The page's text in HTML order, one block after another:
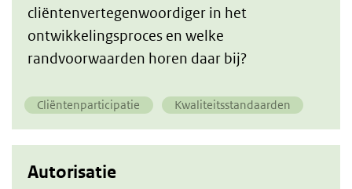
cliëntenvertegenwoordiger in het
ontwikkelingsproces en welke
randvoorwaarden horen daar bij?
Cliëntenparticipatie Kwaliteitsstandaarden
Autorisatie